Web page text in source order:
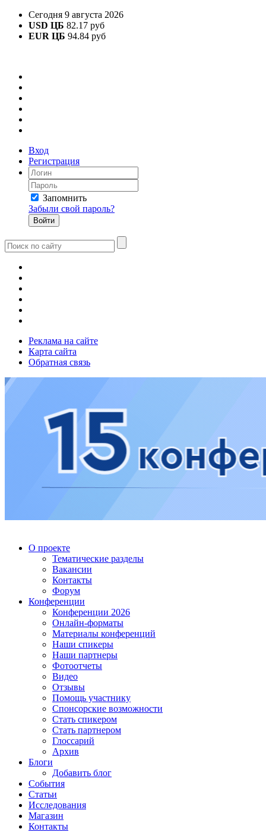
Сегодня 9 августа 2026
USD ЦБ 82.17 руб
EUR ЦБ 94.84 руб
Вход
Регистрация
Запомнить
Забыли свой пароль?
Реклама на сайте
Карта сайта
Обратная связь
О проекте
Тематические разделы
Вакансии
Контакты
Форум
Конференции
Конференции 2026
Онлайн-форматы
Материалы конференций
Наши спикеры
Наши партнеры
Фотоотчеты
Видео
Отзывы
Помощь участнику
Спонсорские возможности
Стать спикером
Стать партнером
Глоссарий
Архив
Блоги
Добавить блог
События
Статьи
Исследования
Магазин
Контакты